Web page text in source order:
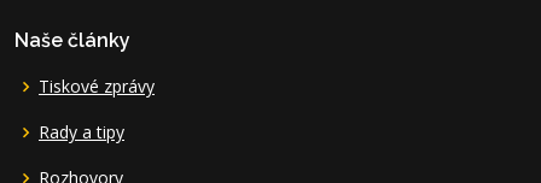
Naše články
Tiskové zprávy
Rady a tipy
Rozhovory